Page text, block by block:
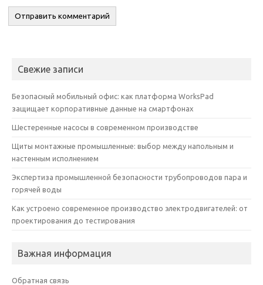
Свежие записи
Безопасный мобильный офис: как платформа WorksPad
защищает корпоративные данные на смартфонах
Шестеренные насосы в современном производстве
Щиты монтажные промышленные: выбор между напольным и
настенным исполнением
Экспертиза промышленной безопасности трубопроводов пара и
горячей воды
Как устроено современное производство электродвигателей: от
проектирования до тестирования
Важная информация
Обратная связь